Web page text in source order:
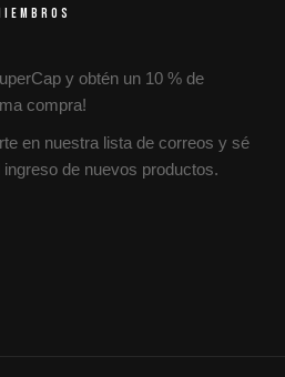
y obtén un 10 % de
compra!
en nuestra lista de correos y sé
de nuevos productos.